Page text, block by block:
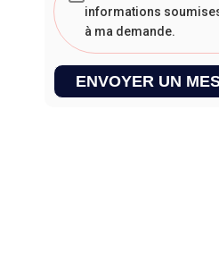
informations
à ma demande.
ENVOYER UN